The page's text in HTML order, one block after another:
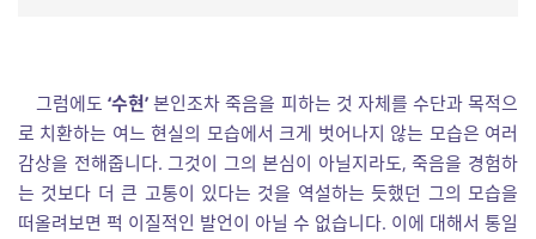
그럼에도 ‘수현’ 본인조차 죽음을 피하는 것 자체를 수단과 목적으
로 치환하는 여느 현실의 모습에서 크게 벗어나지 않는 모습은 여러
감상을 전해줍니다. 그것이 그의 본심이 아닐지라도, 죽음을 경험하
는 것보다 더 큰 고통이 있다는 것을 역설하는 듯했던 그의 모습을
떠올려보면 퍽 이질적인 발언이 아닐 수 없습니다. 이에 대해서 통일